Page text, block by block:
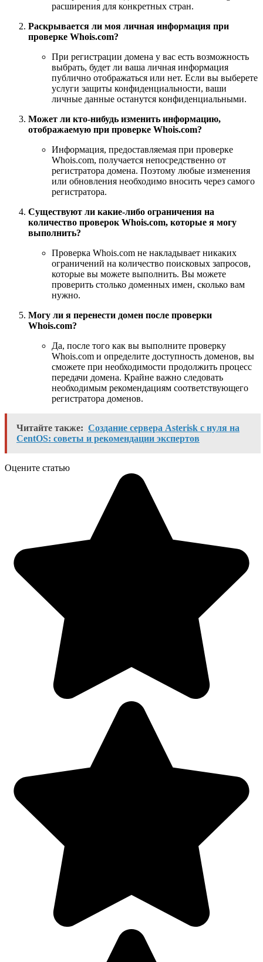
расширения для конкретных стран.
Раскрывается ли моя личная информация при
проверке Whois.com?
При регистрации домена у вас есть возможность
выбрать, будет ли ваша личная информация
публично отображаться или нет. Если вы выберете
услуги защиты конфиденциальности, ваши
личные данные останутся конфиденциальными.
Может ли кто-нибудь изменить информацию,
отображаемую при проверке Whois.com?
Информация, предоставляемая при проверке
Whois.com, получается непосредственно от
регистратора домена. Поэтому любые изменения
или обновления необходимо вносить через самого
регистратора.
Существуют ли какие-либо ограничения на
количество проверок Whois.com, которые я могу
выполнить?
Проверка Whois.com не накладывает никаких
ограничений на количество поисковых запросов,
которые вы можете выполнить. Вы можете
проверить столько доменных имен, сколько вам
нужно.
Могу ли я перенести домен после проверки
Whois.com?
Да, после того как вы выполните проверку
Whois.com и определите доступность доменов, вы
сможете при необходимости продолжить процесс
передачи домена. Крайне важно следовать
необходимым рекомендациям соответствующего
регистратора доменов.
Читайте также: Создание сервера Asterisk с нуля на
CentOS: советы и рекомендации экспертов
Оцените статью